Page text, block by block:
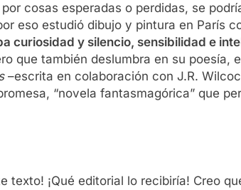
cosas esperadas o perdidas, se
eso estudió dibujo y pintura en París
curiosidad y silencio, sensibilidad e
que también deslumbra en su poesía,
–escrita en colaboración con J.R.
“novela fantasmagórica” que
texto! ¡Qué editorial lo recibiría! Creo